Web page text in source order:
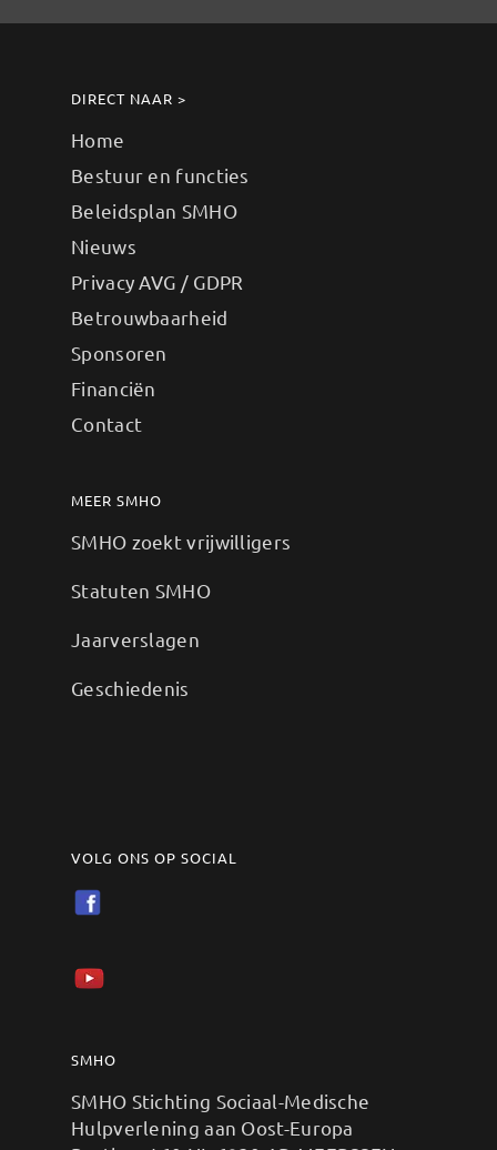
DIRECT NAAR >
Home
Bestuur en functies
Beleidsplan SMHO
Nieuws
Privacy AVG / GDPR
Betrouwbaarheid
Sponsoren
Financiën
Contact
MEER SMHO
SMHO zoekt vrijwilligers
Statuten SMHO
Jaarverslagen
Geschiedenis
VOLG ONS OP SOCIAL
SMHO
SMHO Stichting Sociaal-Medische
Hulpverlening aan Oost-Europa